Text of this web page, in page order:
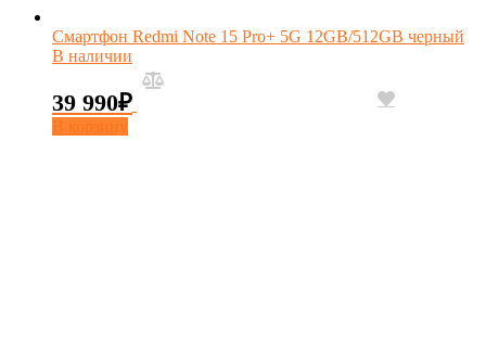
Смартфон Redmi Note 15 Pro+ 5G 12GB/512GB черный
В наличии
39 990₽